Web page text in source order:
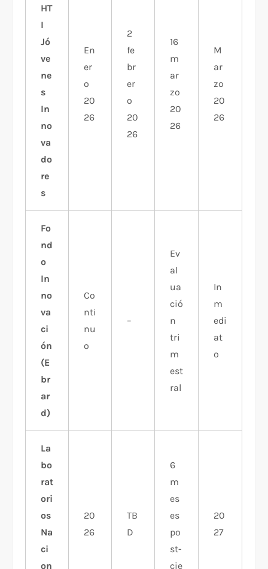
HT
I
Jó
ve
ne
s
In
no
va
do
re
s
En
er
o
20
26
2
fe
br
er
o
20
26
16
m
ar
zo
20
26
M
ar
zo
20
26
Fo
nd
o
In
no
va
ci
ón
(E
br
ar
d)
Co
nti
nu
o
–
Ev
al
ua
ció
n
tri
m
est
ral
In
m
edi
at
o
La
bo
rat
ori
os
Na
ci
on
20
26
TB
D
6
m
es
es
po
st-
cie
20
27